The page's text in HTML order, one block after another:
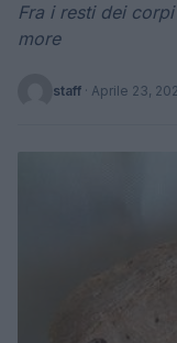
Fra i resti dei
more
staff · Aprile 23,